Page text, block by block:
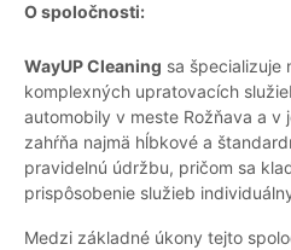
O spoločnosti:
WayUP Cleaning sa špecializuje
komplexných upratovacích
automobily v meste Rožňava a v
zahŕňa najmä hĺbkové a
pravidelnú údržbu, pričom sa
prispôsobenie služieb
Medzi základné úkony tejto